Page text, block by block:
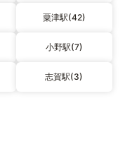
粟津駅(42)
小野駅(7)
志賀駅(3)